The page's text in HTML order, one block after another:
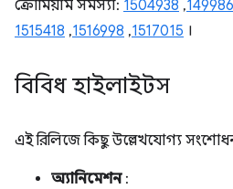
ক্রোমিয়াম সমস্যা: 1504938 ,
1515418 ,1516998 ,1517015 ।
বিবিধ হাইলাইটস
এই রিলিজে কিছু উল্লেখযোগ্য
অ্যানিমেশন: